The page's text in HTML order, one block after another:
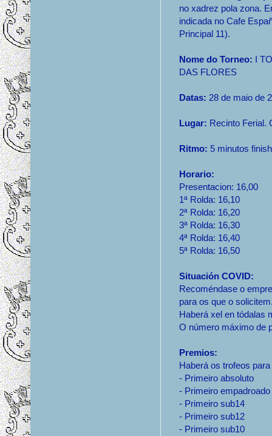
no xadrez pola zona.
indicada no Cafe
Principal 11).
Nome do Torneo: I
DAS FLORES
Datas: 28 de maio de
Lugar: Recinto Ferial.
Ritmo: 5 minutos
Horario:
Presentacion: 16,00
1ª Rolda: 16,10
2ª Rolda: 16,20
3ª Rolda: 16,30
4ª Rolda: 16,40
5ª Rolda: 16,50
Situación COVID:
Recoméndase o
para os que o
Haberá xel en tódalas
O número máximo de
Premios:
Haberá os trofeos
- Primeiro absoluto
- Primeiro
- Primeiro sub14
- Primeiro sub12
- Primeiro sub10